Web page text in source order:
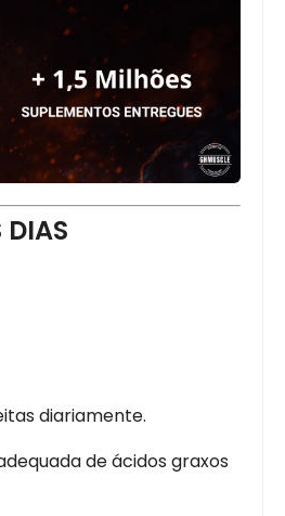
DIAS
diariamente.
de ácidos graxos